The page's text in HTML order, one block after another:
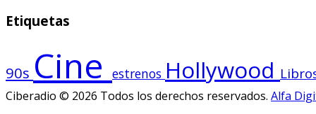
Etiquetas
90s Cine estrenos Hollywood
Ciberadio © 2026 Todos los derechos reservados. Alfa